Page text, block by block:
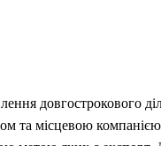
довгострокового
та місцевою компанією